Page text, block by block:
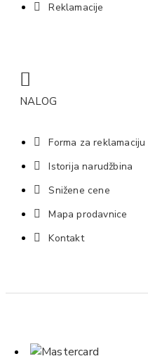
Reklamacije
NALOG
Forma za reklamaciju
Istorija narudžbina
Snižene cene
Mapa prodavnice
Kontakt